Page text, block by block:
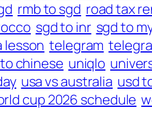
rmb to sgd road tax
sgd to inr sgd to
lesson telegram
chinese uniqlo
usa vs australia usd
cup 2026 schedule